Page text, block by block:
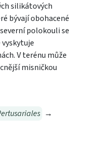
silikátových
bývají obohacené
polokouli se
vyskytuje
V terénu může
misničkou
→